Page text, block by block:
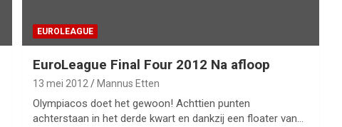
EUROLEAGUE
EuroLeague Final Four 2012 Na afloop
13 mei 2012 Mannus Etten
Olympiacos doet het gewoon! Achttien punten
achterstaan in het derde kwart en dankzij een floater van…